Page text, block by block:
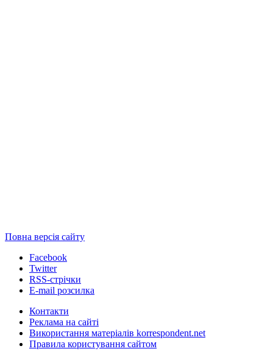
Повна версія сайту
Facebook
Twitter
RSS-стрічки
E-mail розсилка
Контакти
Реклама на сайті
Використання матеріалів korrespondent.net
Правила користування сайтом